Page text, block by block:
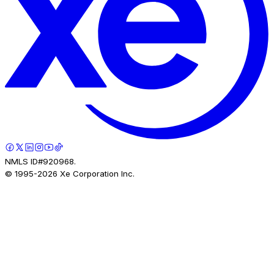
NMLS ID#920968.
© 1995-2026 Xe Corporation Inc.